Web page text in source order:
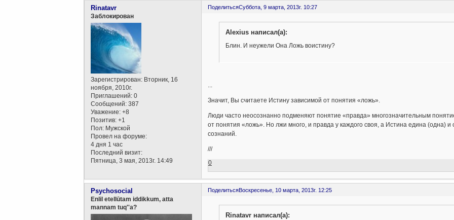
ПоделитьсяСуббота, 9 марта, 2013г. 10:27
Rinatavr
Заблокирован
Зарегистрирован: Вторник, 16
ноября, 2010г.
Приглашений: 0
Сообщений: 387
Уважение: +8
Позитив: +1
Пол: Мужской
Провел на форуме:
4 дня 1 час
Последний визит:
Пятница, 3 мая, 2013г. 14:49
Alexius написал(а):
Блин. И неужели Она Ложь воистину?
...
Значит, Вы считаете Истину зависимой от понятия «ложь».
Люди часто неосознанно подменяют понятие «правда» многозначительным
от понятия «ложь». Но лжи много, и правда у каждого своя, а Истина едина (одна)
сознаний.
///
0
ПоделитьсяВоскресенье, 10 марта, 2013г. 12:25
Psychosocial
Enlil etellūtam iddikkum, atta
mannam tuq''a?
Rinatavr написал(а):